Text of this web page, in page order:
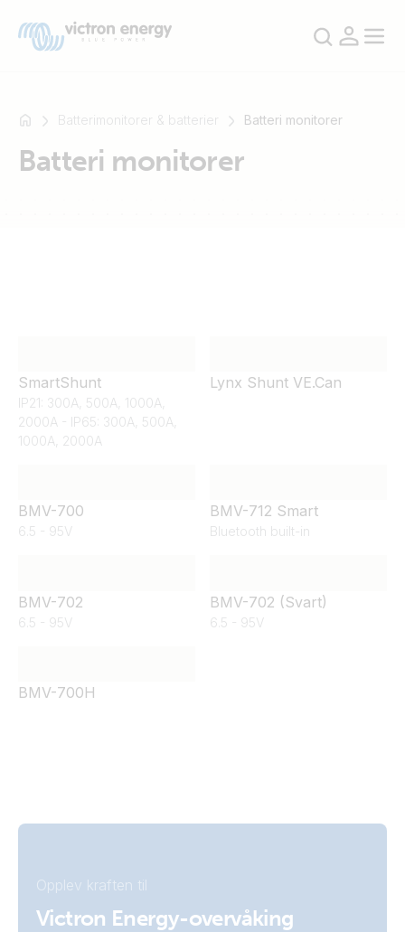
Batterimonitorer & batterier Batteri monitorer
Batteri monitorer
SmartShunt
IP21: 300A, 500A, 1000A,
2000A - IP65: 300A, 500A,
1000A, 2000A
Lynx Shunt VE.Can
BMV-700
6.5 - 95V
BMV-712 Smart
Bluetooth built-in
BMV-702
6.5 - 95V
BMV-702 (Svart)
6.5 - 95V
BMV-700H
Opplev kraften til
Victron Energy-overvåking